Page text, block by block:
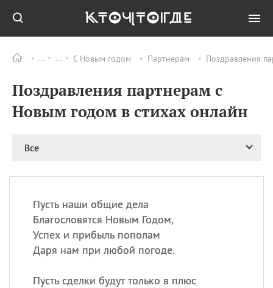
С Новым годом Партнерам Поздравления
Поздравления партнерам с
Новым годом в стихах онлайн
Все
Пусть наши общие дела
Благословятся Новым Годом,
Успех и прибыль пополам
Даря нам при любой погоде.
Пусть сделки будут только в плюс
ПРАЗДНИКИ Все
06.08 Преображение
Господне у западных
христиан
Романа и Давида
Национальный день
маяка
Годовщина битвы при